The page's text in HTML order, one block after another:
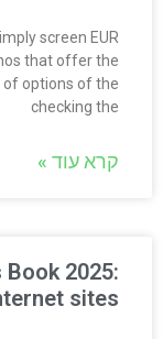
screen EUR
that offer the
options of the
checking the
קרא עוד »
2025:
sites